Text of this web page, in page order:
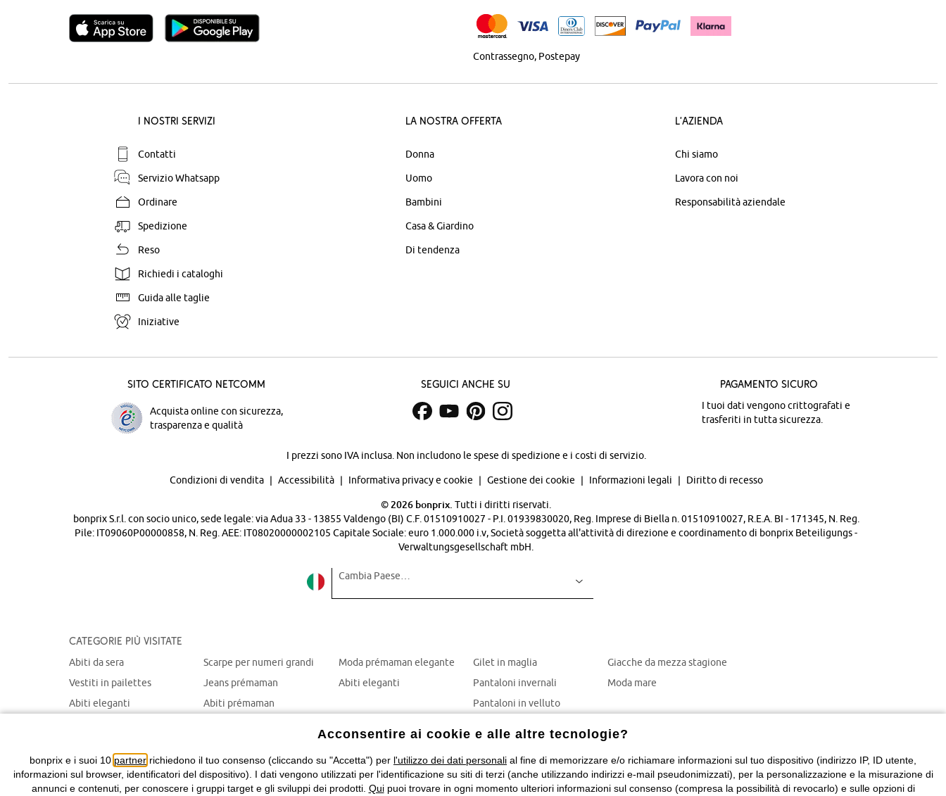
Contrassegno Postepay
I nostri servizi
Contatti
Servizio Whatsapp
Ordinare
Spedizione
Reso
Richiedi i cataloghi
Guida alle taglie
Iniziative
La nostra offerta
Donna
Uomo
Bambini
Casa & Giardino
Di tendenza
L'azienda
Chi siamo
Lavora con noi
Responsabilità aziendale
Sito certificato Netcomm
Acquista online con sicurezza,
trasparenza e qualità
Seguici anche su Pagamento sicuro
I tuoi dati vengono crittografati e
trasferiti in tutta sicurezza.
I prezzi sono IVA inclusa. Non includono le spese di spedizione e i costi di servizio.
Condizioni di vendita Accessibilità Informativa privacy e cookie Gestione dei cookie Informazioni legali Diritto di recesso
© 2026 bonprix. Tutti i diritti riservati.
bonprix S.r.l. con socio unico, sede legale: via Adua 33 - 13855 Valdengo (BI) C.F. 01510910027 - P.I. 01939830020, Reg. Imprese di Biella n. 01510910027, R.E.A. BI - 171345, N. Reg.
Pile: IT09060P00000858, N. Reg. AEE: IT08020000002105 Capitale Sociale: euro 1.000.000 i.v, Società soggetta all'attività di direzione e coordinamento di bonprix Beteiligungs -
Verwaltungsgesellschaft mbH.
Cambia Paese…
Categorie più visitate
Abiti da sera
Vestiti in pailettes
Abiti eleganti
Scarpe per numeri grandi
Jeans prémaman
Abiti prémaman
Moda prémaman elegante
Abiti eleganti
Gilet in maglia
Pantaloni invernali
Pantaloni in velluto
Giacche da mezza stagione
Moda mare
Acconsentire ai cookie e alle altre tecnologie?
bonprix e i suoi 10 partner richiedono il tuo consenso (cliccando su "Accetta") per l'utilizzo dei dati personali al fine di memorizzare e/o richiamare informazioni sul tuo dispositivo (indirizzo IP, ID utente,
informazioni sul browser, identificatori del dispositivo). I dati vengono utilizzati per l'identificazione su siti di terzi (anche utilizzando indirizzi e-mail pseudonimizzati), per la personalizzazione e la misurazione di
annunci e contenuti, per conoscere i gruppi target e gli sviluppi dei prodotti. Quipuoi trovare in ogni momento ulteriori informazioni sul consenso (compresa la possibilità di revocarlo) e sulle opzioni di